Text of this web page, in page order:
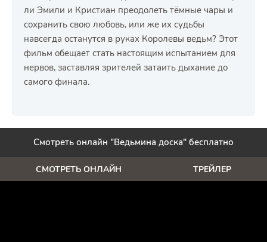
ли Эмили и Кристиан преодолеть тёмные чары и
сохранить свою любовь, или же их судьбы
навсегда останутся в руках Королевы ведьм? Этот
фильм обещает стать настоящим испытанием для
нервов, заставляя зрителей затаить дыхание до
самого финала.
Смотреть онлайн "Ведьмина доска" бесплатно
СМОТРЕТЬ ОНЛАЙН ТРЕЙЛЕР